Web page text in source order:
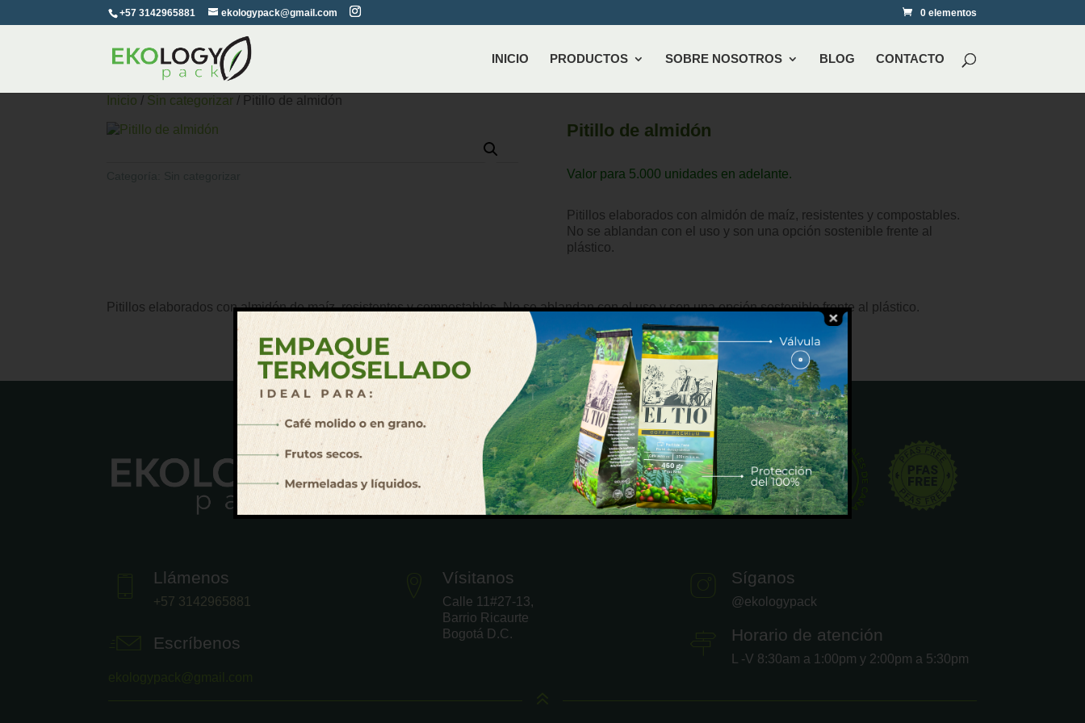
+57 3142965881 ekologypack@gmail.com 0 elementos
INICIO PRODUCTOS SOBRE NOSOTROS BLOG CONTACTO
Inicio / Sin categorizar / Pitillo de almidón
Pitillo de almidón
Valor para 5.000 unidades en adelante.
Pitillos elaborados con almidón de maíz, resistentes y compostables.
No se ablandan con el uso y son una opción sostenible frente al
plástico.
Pitillos elaborados con almidón de maíz, resistentes y compostables. No se ablandan con el uso y son una opción sostenible frente al plástico.
Llámenos
+57 3142965881
Escríbenos
Vísitanos
Calle 11#27-13,
Barrio Ricaurte
Bogotá D.C.
Síganos
@ekologypack
Horario de atención
L -V 8:30am a 1:00pm y 2:00pm a 5:30pm